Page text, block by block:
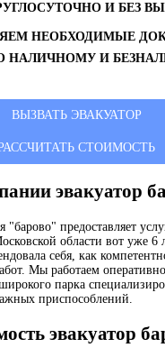
И БЕЗ
НЕОБХОДИМЫЕ
НАЛИЧНОМУ И
ВЫЗВАТЬ ЭВАКУАТОР
СТОИМОСТЬ
эвакуатор
предоставляет
области вот уже 6
себя, как
Мы работаем
парка
приспособлений.
эвакуатор